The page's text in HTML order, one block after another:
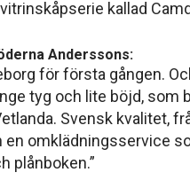
kallad
Anderssons:
för första gången.
tyg och lite böjd,
Svensk kvalitet,
en omklädningsservice
plånboken.”